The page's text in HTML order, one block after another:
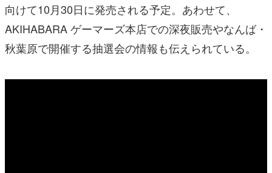
向けて10月30日に発売される予定。あわせて、
AKIHABARA ゲーマーズ本店での深夜販売やなんば・
秋葉原で開催する抽選会の情報も伝えられている。